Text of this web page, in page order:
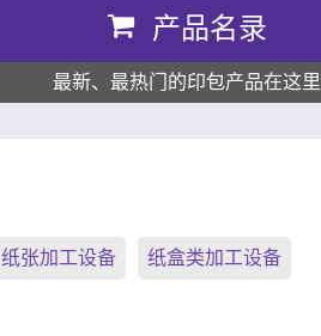
产品名录
最新、最热门的印包产品在这里
纸张加工设备 纸盒类加工设备